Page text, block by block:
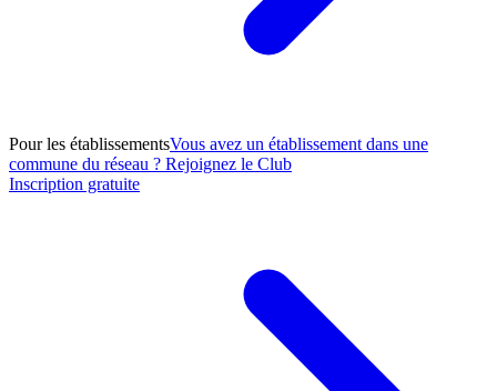
Pour les établissementsVous avez un établissement dans une
commune du réseau ? Rejoignez le Club
Inscription gratuite